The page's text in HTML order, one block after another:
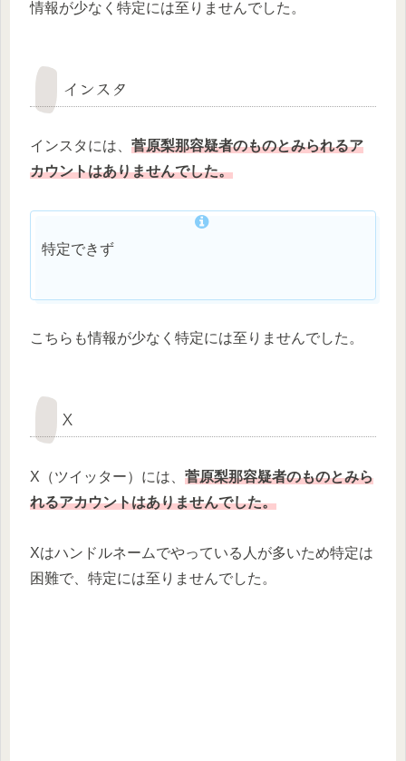
情報が少なく特定には至りませんでした。
インスタ
インスタには、 菅原梨那容疑者のものとみられるア
カウントはありませんでした。
特定できず
こちらも情報が少なく特定には至りませんでした。
X
X（ツイッター）には、 菅原梨那容疑者のものとみら
れるアカウントはありませんでした。
Xはハンドルネームでやっている人が多いため特定は
困難で、特定には至りませんでした。